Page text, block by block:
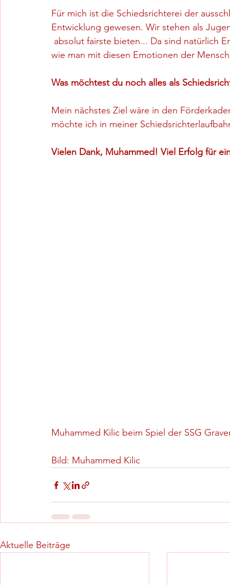
Für mich ist die Schiedsrichterei der
Entwicklung gewesen. Wir stehen als
absolut fairste bieten... Da sind natürlich
wie man mit diesen Emotionen der
Was möchtest du noch alles als
Mein nächstes Ziel wäre in den
möchte ich in meiner
Vielen Dank, Muhammed! Viel Erfolg für
Muhammed Kilic beim Spiel der SSG
Bild: Muhammed Kilic
Aktuelle Beiträge